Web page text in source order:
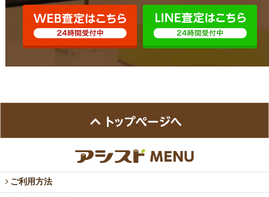
ご利用方法